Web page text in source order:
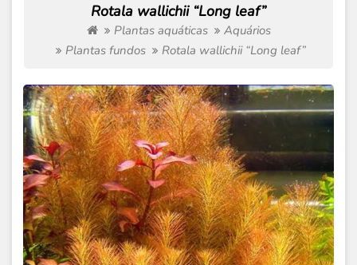
Rotala wallichii “Long leaf”
Plantas aquáticas
Aquários
Plantas fundos
Rotala wallichii “Long leaf”